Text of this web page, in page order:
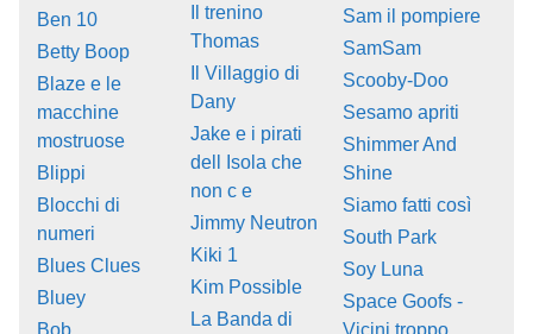
Ben 10
Betty Boop
Blaze e le
macchine
mostruose
Blippi
Blocchi di
numeri
Blues Clues
Bluey
Il trenino
Thomas
Il Villaggio di
Dany
Jake e i pirati
dell Isola che
non c e
Jimmy Neutron
Kiki 1
Kim Possible
La Banda di
Sam il pompiere
SamSam
Scooby-Doo
Sesamo apriti
Shimmer And
Shine
Siamo fatti così
South Park
Soy Luna
Space Goofs -